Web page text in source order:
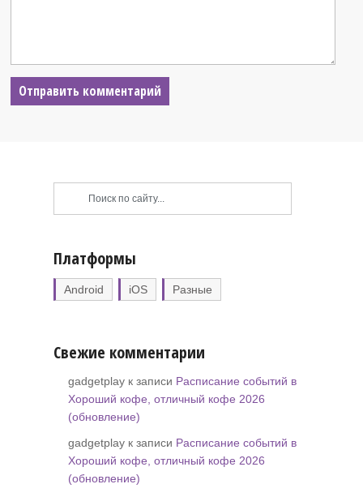
Платформы
Android iOS Разные
Свежие комментарии
gadgetplay к записи Расписание событий в
Хороший кофе, отличный кофе 2026
(обновление)
gadgetplay к записи Расписание событий в
Хороший кофе, отличный кофе 2026
(обновление)